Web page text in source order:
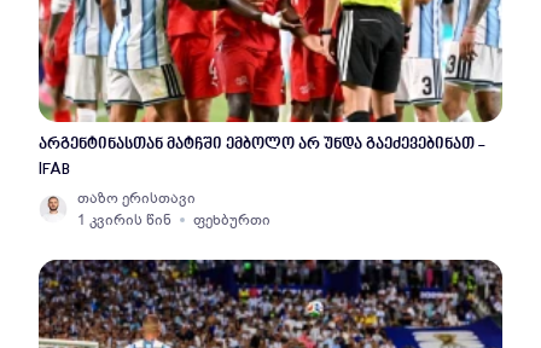
არგენტინასთან მატჩში ემბოლო არ უნდა გაეძევებინათ -
IFAB
თაზო ერისთავი
1 კვირის წინ
ფეხბურთი